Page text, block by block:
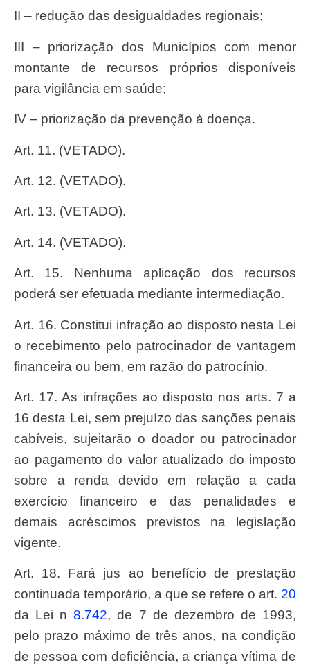
II – redução das desigualdades regionais;
III – priorização dos Municípios com menor
montante de recursos próprios disponíveis
para vigilância em saúde;
IV – priorização da prevenção à doença.
Art. 11. (VETADO).
Art. 12. (VETADO).
Art. 13. (VETADO).
Art. 14. (VETADO).
Art. 15. Nenhuma aplicação dos recursos
poderá ser efetuada mediante intermediação.
Art. 16. Constitui infração ao disposto nesta Lei
o recebimento pelo patrocinador de vantagem
financeira ou bem, em razão do patrocínio.
Art. 17. As infrações ao disposto nos arts. 7 a
16 desta Lei, sem prejuízo das sanções penais
cabíveis, sujeitarão o doador ou patrocinador
ao pagamento do valor atualizado do imposto
sobre a renda devido em relação a cada
exercício financeiro e das penalidades e
demais acréscimos previstos na legislação
vigente.
Art. 18. Fará jus ao benefício de prestação
continuada temporário, a que se refere o art. 20
da Lei n8.742, de 7 de dezembro de 1993,
pelo prazo máximo de três anos, na condição
de pessoa com deficiência, a criança vítima de